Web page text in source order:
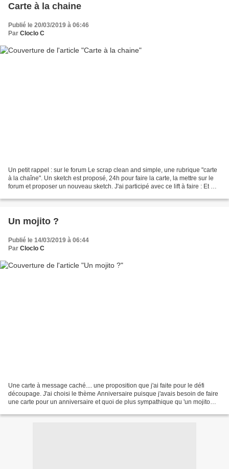
Carte à la chaine
Publié le 20/03/2019 à 06:46
Par Cloclo C
Un petit rappel : sur le forum Le scrap clean and simple, une rubrique "carte
à la chaîne". Un sketch est proposé, 24h pour faire la carte, la mettre sur le
forum et proposer un nouveau sketch. J'ai participé avec ce lift à faire : Et ma
Un mojito ?
Publié le 14/03/2019 à 06:44
Par Cloclo C
Une carte à message caché.... une proposition que j'ai faite pour le défi
découpage. J'ai choisi le thème Anniversaire puisque j'avais besoin de faire
une carte pour un anniversaire et quoi de plus sympathique qu 'un mojito